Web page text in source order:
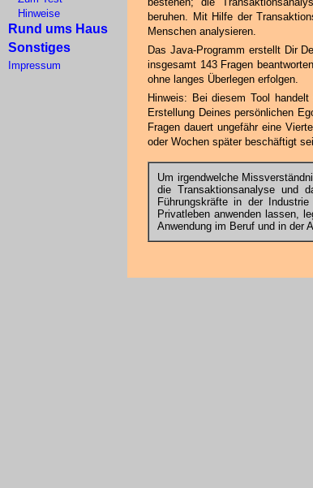
Hinweise
Rund ums Haus
Sonstiges
Impressum
beruhen. Mit Hilfe der
Menschen analysieren.
Das Java-Programm erstellt Dir
insgesamt 143 Fragen
ohne langes Überlegen erfolgen.
Hinweis: Bei diesem Tool
Erstellung Deines persönlichen
Fragen dauert ungefähr eine
oder Wochen später beschäftigt
Um irgendwelche
die Transaktionsanalyse und
Führungskräfte in der
Privatleben anwenden lassen,
Anwendung im Beruf und in der